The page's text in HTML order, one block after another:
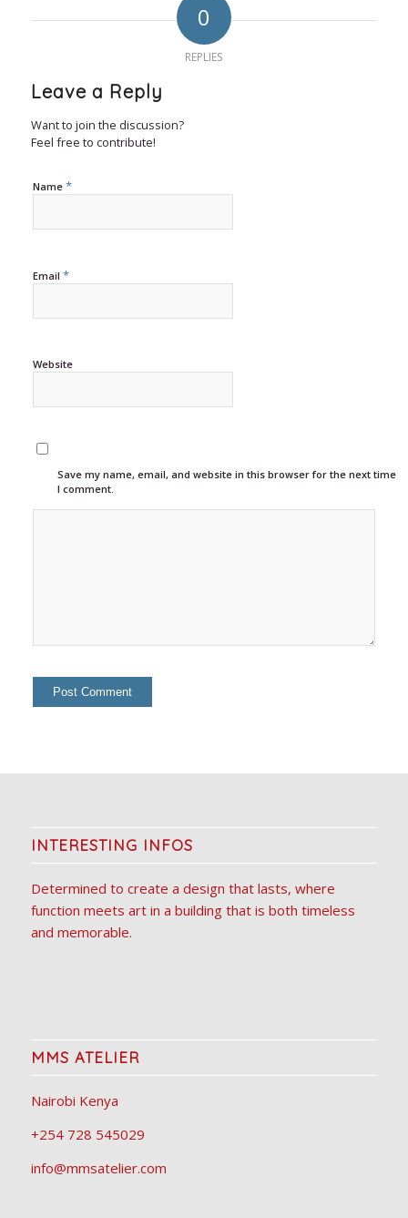
0
REPLIES
Leave a Reply
Want to join the discussion?
Feel free to contribute!
Name *
Email *
Website
Save my name, email, and website in this browser for the next time
I comment.
INTERESTING INFOS
Determined to create a design that lasts, where
function meets art in a building that is both timeless
and memorable.
MMS ATELIER
Nairobi Kenya
+254 728 545029
info@mmsatelier.com